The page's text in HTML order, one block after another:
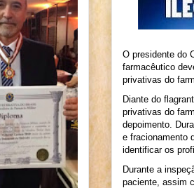
O presidente do
farmacêutico
privativas do
Diante do
privativas do
depoimento.
e fracionamento
identificar os
Durante a
paciente, assim